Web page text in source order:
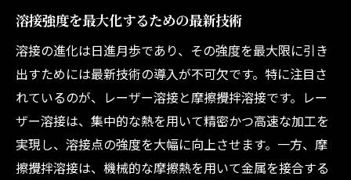
溶接強度を最大化するための最新技術
溶接の進化は日進月歩であり、その強度を最大限に引き
出すためには最新技術の導入が不可欠です。特に注目さ
れているのが、レーザー溶接と摩擦攪拌溶接です。レー
ザー溶接は、集中的な熱を用いて精密かつ高速な加工を
実現し、溶接点の強度を大幅に向上させます。一方、摩
擦攪拌溶接は、機械的な摩擦熱を用いて金属を接合する